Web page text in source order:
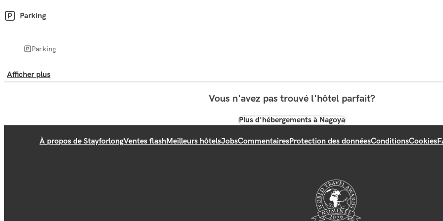
Parking
Parking
Afficher plus
Vous n'avez pas trouvé l'hôtel parfait?
Plus d'hébergements à Nagoya
À propos de StayforlongVentes flashMeilleurs hôtelsJobsCommentairesProtection des donnéesConditionsCookies